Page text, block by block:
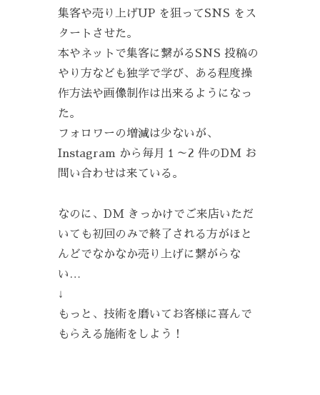
集客や売り上げUP を狙ってSNS をス
タートさせた。
本やネットで集客に繋がるSNS 投稿の
やり方なども独学で学び、ある程度操
作方法や画像制作は出来るようになっ
た。
フォロワーの増減は少ないが、
Instagram から毎月１～2 件のDM お
問い合わせは来ている。
なのに、DM きっかけでご来店いただ
いても初回のみで終了される方がほと
んどでなかなか売り上げに繋がらな
い…
↓
もっと、技術を磨いてお客様に喜んで
もらえる施術をしよう！